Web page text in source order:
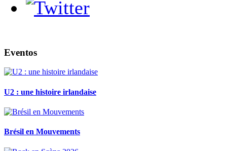
Eventos
U2 : une histoire irlandaise
Brésil en Mouvements